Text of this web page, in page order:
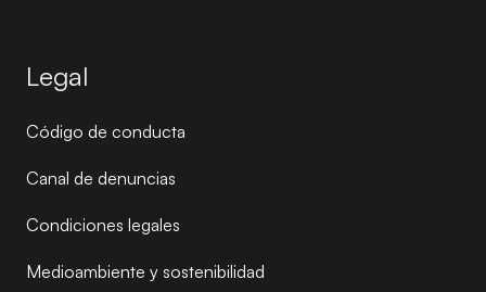
Legal
Código de conducta
Canal de denuncias
Condiciones legales
Medioambiente y sostenibilidad